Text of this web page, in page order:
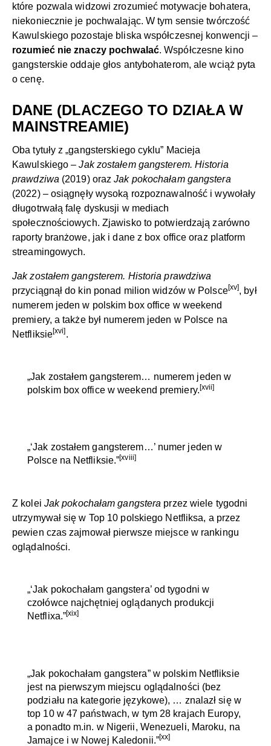
które pozwala widzowi zrozumieć motywacje bohatera,
niekoniecznie je pochwalając. W tym sensie twórczość
Kawulskiego pozostaje bliska współczesnej konwencji –
rozumieć nie znaczy pochwalać. Współczesne kino
gangsterskie oddaje głos antybohaterom, ale wciąż pyta
o cenę.
DANE (DLACZEGO TO DZIAŁA W
MAINSTREAMIE)
Oba tytuły z „gangsterskiego cyklu” Macieja
Kawulskiego –Jak zostałem gangsterem. Historia
prawdziwa (2019) orazJak pokochałam gangstera
(2022) – osiągnęły wysoką rozpoznawalność i wywołały
długotrwałą falę dyskusji w mediach
społecznościowych. Zjawisko to potwierdzają zarówno
raporty branżowe, jak i dane z box office oraz platform
streamingowych.
Jak zostałem gangsterem. Historia prawdziwa
przyciągnął do kin ponad milion widzów w Polsce[xv], był
numerem jeden w polskim box office w weekend
premiery, a także był numerem jeden w Polsce na
Netfliksie[xvi] .
„Jak zostałem gangsterem… numerem jeden w
polskim box office w weekend premiery.[xvii]
„‘Jak zostałem gangsterem…’ numer jeden w
Polsce na Netfliksie.”[xviii]
Z kolei Jak pokochałam gangstera przez wiele tygodni
utrzymywał się w Top 10 polskiego Netfliksa, a przez
pewien czas zajmował pierwsze miejsce w rankingu
oglądalności.
„‘Jak pokochałam gangstera’ od tygodni w
czołówce najchętniej oglądanych produkcji
Netflixa.”[xix]
„Jak pokochałam gangstera” w polskim Netfliksie
jest na pierwszym miejscu oglądalności (bez
podziału na kategorie językowe), … znalazł się w
top 10 w 47 państwach, w tym 28 krajach Europy,
a ponadto m.in. w Nigerii, Wenezueli, Maroku, na
Jamajce i w Nowej Kaledonii.”[xx]